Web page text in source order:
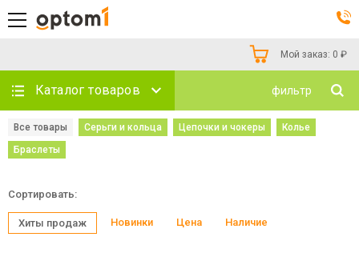
Мой заказ: 0 ₽
Каталог товаров фильтр
Все товары Серьги и кольца Цепочки и чокеры
Колье
Браслеты
Сортировать:
Хиты продаж Новинки Цена Наличие